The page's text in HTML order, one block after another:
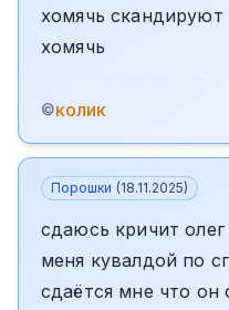
хомячь скандируют
хомячь
©колик
Порошки (18.11.2025)
сдаюсь кричит
меня кувалдой по
сдаётся мне что он